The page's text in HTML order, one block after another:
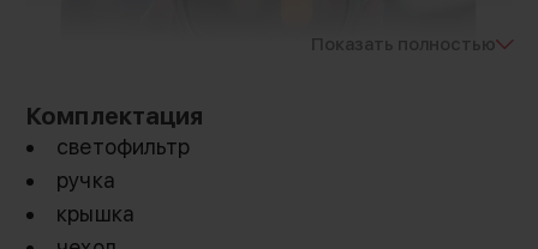
Показать полностью
Комплектация
светофильтр
ручка
крышка